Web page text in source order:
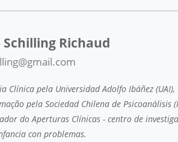
Schilling Richaud
Clínica pela Universidad Adolfo Ibáñez (UAI),
pela Sociedad Chilena de Psicoanálisis
do Aperturas Clínicas - centro de
con problemas.